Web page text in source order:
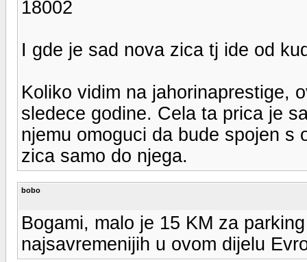
18002
I gde je sad nova zica tj ide od
Koliko vidim na jahorinaprestige,
sledece godine. Cela ta prica je
njemu omoguci da bude spojen
zica samo do njega.
bobo
Bogami, malo je 15 KM za
najsavremenijih u ovom dijelu